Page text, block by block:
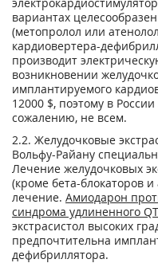
вариантах
(метопролол или
кардиовертера-
производит
возникновении
имплантируемого
12000 $, поэтому в
сожалению, не всем.
2.2. Желудочковые
Вольфу-Райану
Лечение желудочковых
(кроме бета-блокаторов
лечение. Амиодарон
синдрома удлиненного QT
экстрасистол высоких
предпочтительна
дефибриллятора.